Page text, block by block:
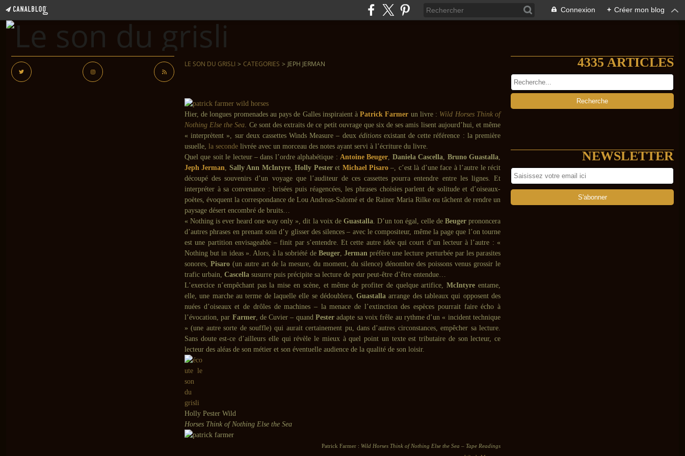
Connexion + Créer mon blog
LE SON DU GRISLI > CATEGORIES > JEPH JERMAN
Hier, de longues promenades au pays de Galles inspiraient àPatrick Farmer un livre : Wild Horses Think of
Nothing Else the Sea. Ce sont des extraits de ce petit ouvrage que six de ses amis lisent aujourd’hui, et même
« interprètent », sur deux cassettes Winds Measure – deux éditionsexistant de cette référence : la première
usuelle, la seconde livrée avec un morceau des notes ayant servi à l’écriture du livre.
Quel que soit le lecteur – dans l’ordre alphabétique : Antoine Beuger, Daniela Cascella, Bruno Guastalla,
Jeph Jerman, Sally Ann McIntyre,Holly Pesteret Michael Pisaro –, c’est là d’une face à l’autre le récit
découpé des souvenirs d’un voyage que l’auditeur de ces cassettes pourra entendre entre les lignes. Et
interpréter à sa convenance : brisées puis réagencées, les phrases choisies parlent de solitude et d’oiseaux-
poètes, évoquent la correspondance de Lou Andreas-Salomé et de Rainer Maria Rilke ou tâchent de rendre un
paysage désert encombré de bruits…
« Nothing is ever heard one way only », dit la voix de Guastalla. D’un ton égal, celle de Beugerprononcera
d’autres phrases en prenant soin d’y glisser des silences – avec le compositeur, même la page que l’on tourne
est une partition envisageable – finit par s’entendre. Et cette autre idée qui court d’un lecteur à l’autre : «
Nothing but in ideas ». Alors, à la sobriété de Beuger, Jermanpréfère une lecture perturbée par les parasites
sonores, Pisaro (un autre art de la mesure, du moment, du silence) dénombre des poissons venus grossir le
trafic urbain, Cascella susurre puis précipite sa lecture de peur peut-être d’être entendue…
L’exercice n’empêchant pas la mise en scène, et même de profiter de quelque artifice,McIntyre entame,
elle, une marche au terme de laquelle elle se dédoublera,Guastalla arrange des tableaux qui opposent des
nuées d’oiseaux et de drôles de machines – la menace de l’extinction des espèces pourrait faire écho à
l’évocation, par Farmer, de Cuvier – quandPester adapte sa voix frêle au rythme d’un « incident technique
» (une autre sorte de souffle) qui aurait certainement pu, dans d’autres circonstances, empêcher sa lecture.
Sans doute est-ce d’ailleurs elle qui révèle le mieux à quel point un texte est tributaire de son lecteur, ce
lecteur des aléas de son métier et son éventuelle audience de la qualité de son loisir.
Holly Pester Wild
Horses Think of Nothing Else the Sea
Patrick Farmer : Wild Horses Think of Nothing Else the Sea – Tape Readings
4335 ARTICLES
NEWSLETTER